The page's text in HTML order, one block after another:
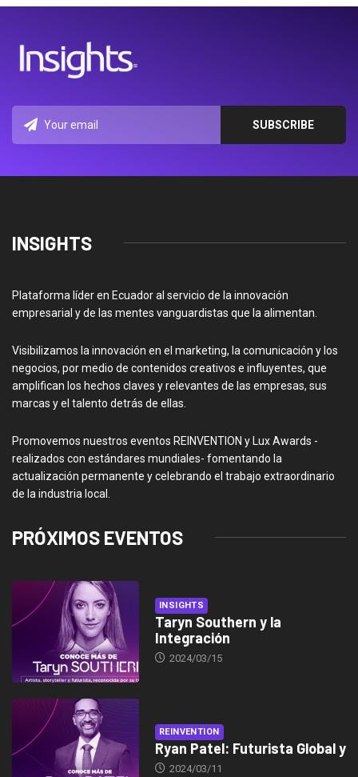
INSIGHTS
Plataforma líder en Ecuador al servicio de la innovación
empresarial y de las mentes vanguardistas que la alimentan.
Visibilizamos la innovación en el marketing, la comunicación y los
negocios, por medio de contenidos creativos e influyentes, que
amplifican los hechos claves y relevantes de las empresas, sus
marcas y el talento detrás de ellas.
Promovemos nuestros eventos REINVENTION y Lux Awards -
realizados con estándares mundiales- fomentando la
actualización permanente y celebrando el trabajo extraordinario
de la industria local.
PRÓXIMOS EVENTOS
INSIGHTS
Taryn Southern y la
Integración
2024/03/15
REINVENTION
Ryan Patel: Futurista Global y
2024/03/11